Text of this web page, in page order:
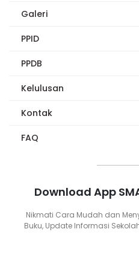
Galeri
PPID
PPDB
Kelulusan
Kontak
FAQ
Download App SMA
Nikmati Cara Mudah dan
Buku, Update Informasi